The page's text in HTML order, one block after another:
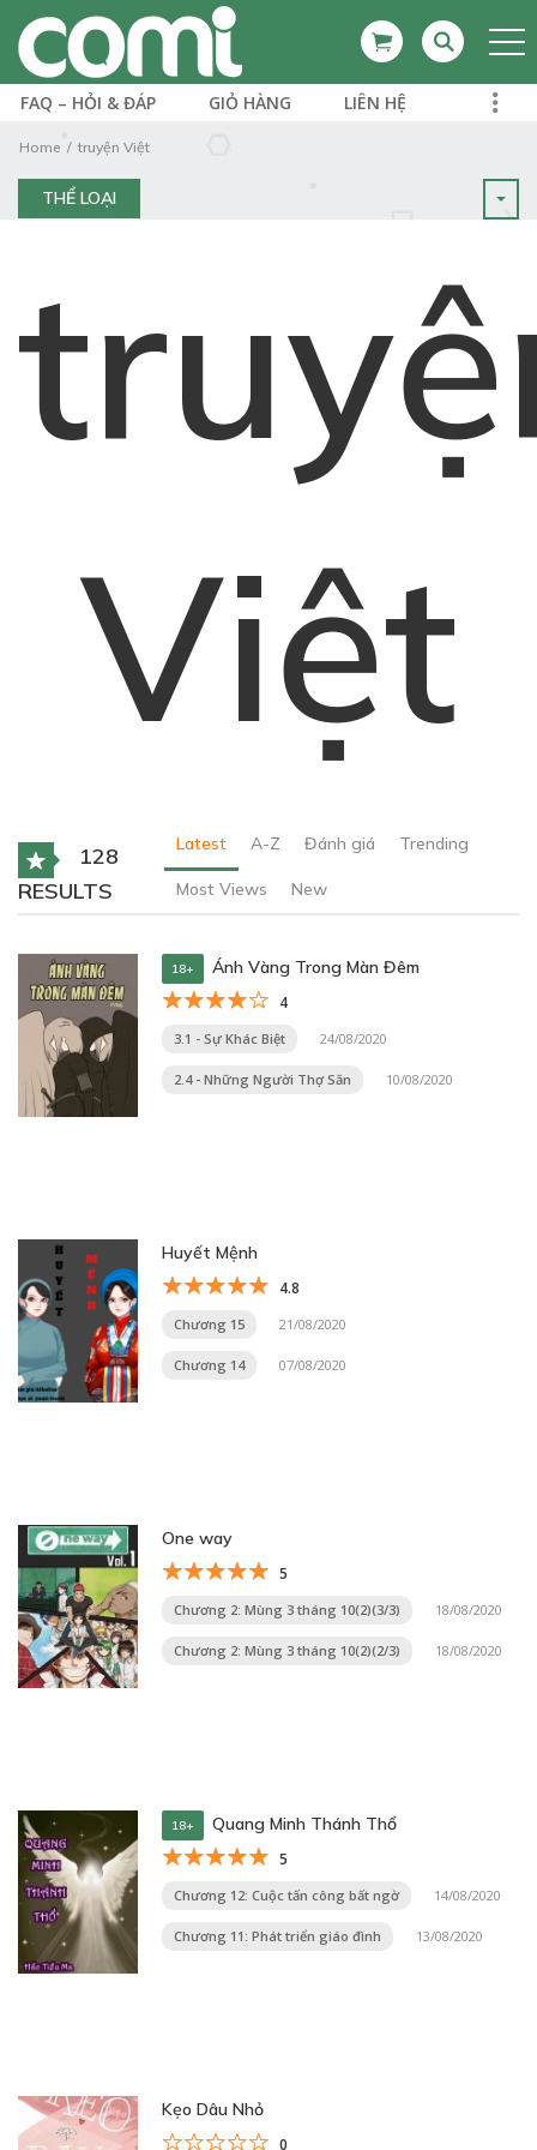
FAQ – HỎI & ĐÁP GIỎ HÀNG LIÊN HỆ
Home truyện Việt
THỂ LOẠI
Việt
128
RESULTS
Latest A-Z Đánh giá Trending
Most Views New
18+ Ánh Vàng Trong Màn Đêm
4
3.1 - Sự Khác Biệt 24/08/2020
2.4 - Những Người Thợ Săn 10/08/2020
Huyết Mệnh
4.8
Chương 15 21/08/2020
Chương 14 07/08/2020
One way
5
Chương 2: Mùng 3 tháng 10(2)(3/3) 18/08/2020
Chương 2: Mùng 3 tháng 10(2)(2/3) 18/08/2020
18+ Quang Minh Thánh Thổ
5
Chương 12: Cuộc tấn công bất ngờ 14/08/2020
Chương 11: Phát triển giáo đình 13/08/2020
Kẹo Dâu Nhỏ
0